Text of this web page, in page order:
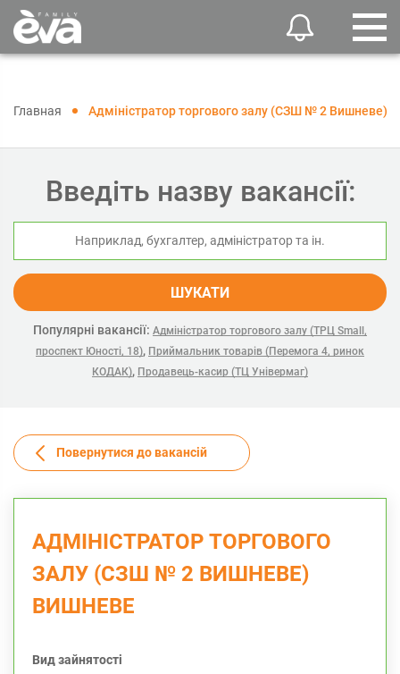
Главная Адміністратор торгового залу (СЗШ № 2 Вишневе)
Введіть назву вакансії:
ШУКАТИ
Популярні вакансії: Адміністратор торгового залу (ТРЦ Small,
проспект Юності, 18), Приймальник товарів (Перемога 4, ринок
КОДАК), Продавець-касир (ТЦ Універмаг)
Повернутися до вакансій
АДМІНІСТРАТОР ТОРГОВОГО
ЗАЛУ (СЗШ № 2 ВИШНЕВЕ)
ВИШНЕВЕ
Вид зайнятості